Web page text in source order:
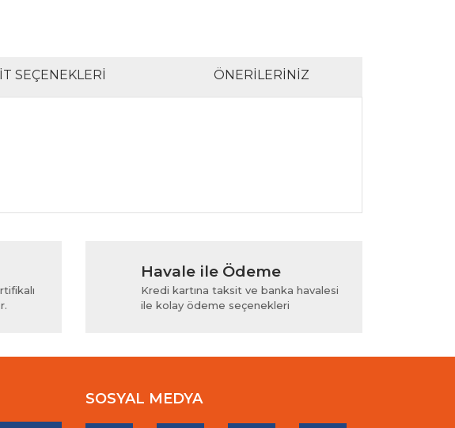
SEÇENEKLERI ÖNERILERINIZ
öneri formunu kullanarak tarafımıza iletebilirsiniz.
Havale ile Ödeme
Kredi kartına taksit ve banka havalesi
ile kolay ödeme seçenekleri
SOSYAL MEDYA